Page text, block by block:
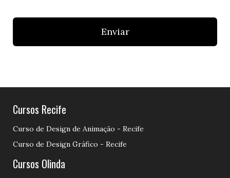
Enviar
Cursos Recife
Curso de Design de Animação - Recife
Curso de Design Gráfico - Recife
Cursos Olinda